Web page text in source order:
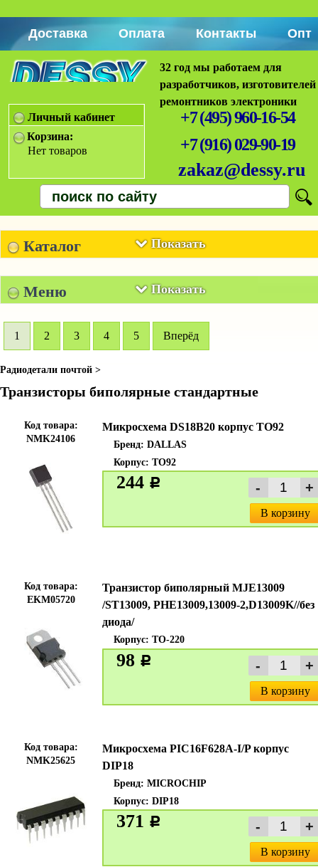
Доставка Оплата Контакты Опт
32 год мы работаем для
разработчиков,
ремонтников электроники
+7 (495) 960-16-54
+7 (916) 029-90-19
zakaz@dessy.ru
Личный кабинет
Корзина:
Нет товаров
Показать
Каталог
Показать
Меню
1 2 3 4 5 Вперёд
Радиодетали почтой >
Транзисторы биполярные стандартные
Код товара:
NMK24106
Микросхема DS18B20 корпус TO92
Бренд: DALLAS
Корпус: TO92
244 c
В корзину
Код товара:
EKM05720
Транзистор биполярный MJE13009
/ST13009, PHE13009,13009-2,D13009K//без
диода/
Корпус: TO-220
98 c
В корзину
Код товара:
NMK25625
Микросхема PIC16F628A-I/P корпус
DIP18
Бренд: MICROCHIP
Корпус: DIP18
371 c
В корзину